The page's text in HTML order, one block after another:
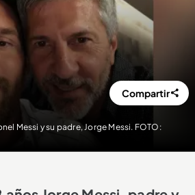
Messi y su padre, Jorge Messi. FOTO:
Compartir